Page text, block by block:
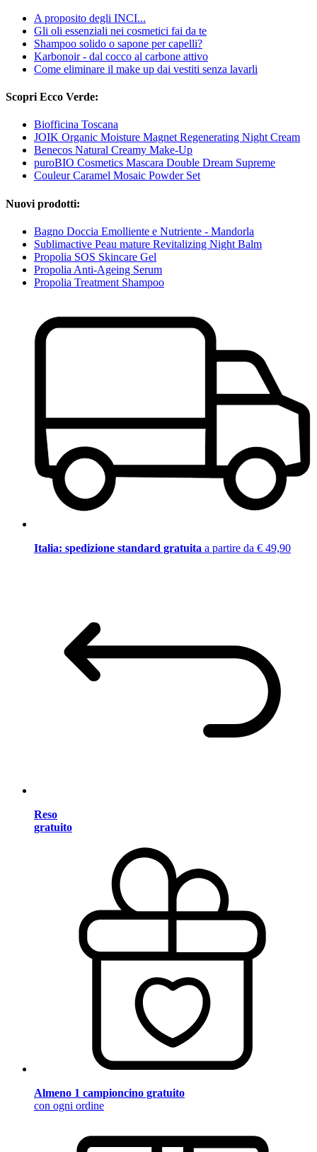
A proposito degli INCI...
Gli oli essenziali nei cosmetici fai da te
Shampoo solido o sapone per capelli?
Karbonoir - dal cocco al carbone attivo
Come eliminare il make up dai vestiti senza lavarli
Scopri Ecco Verde:
Biofficina Toscana
JOIK Organic Moisture Magnet Regenerating Night Cream
Benecos Natural Creamy Make-Up
puroBIO Cosmetics Mascara Double Dream Supreme
Couleur Caramel Mosaic Powder Set
Nuovi prodotti:
Bagno Doccia Emolliente e Nutriente - Mandorla
Sublimactive Peau mature Revitalizing Night Balm
Propolia SOS Skincare Gel
Propolia Anti-Ageing Serum
Propolia Treatment Shampoo
Italia: spedizione standard gratuita a partire da € 49,90
Reso
gratuito
Almeno 1 campioncino gratuito
con ogni ordine